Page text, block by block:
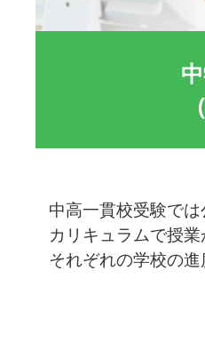
中高一貫校受験で
カリキュラムで授業
それぞれの学校の進